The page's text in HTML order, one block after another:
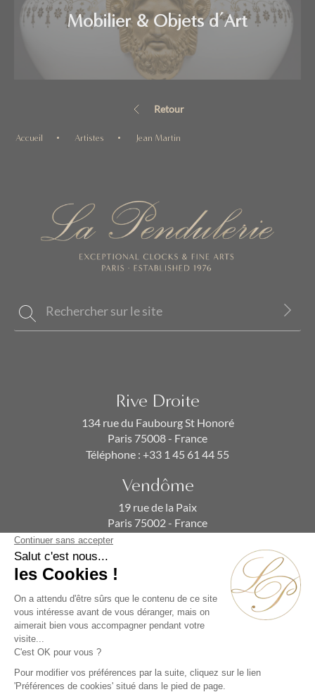
Mobilier & Objets d’Art
Retour
Accueil Artistes Jean Martin
Rive Droite
134 rue du Faubourg St Honoré
Paris 75008 - France
Téléphone : +33 1 45 61 44 55
Vendôme
19 rue de la Paix
Paris 75002 - France
Téléphone :
ABONNEZ-VOUS À NOTRE NEWSLETTER
Alternative: